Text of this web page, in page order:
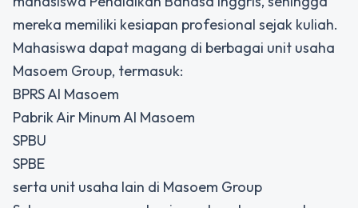
mereka memiliki kesiapan profesional sejak kuliah.
Mahasiswa dapat magang di berbagai unit usaha
Masoem Group, termasuk:
BPRS Al Masoem
Pabrik Air Minum Al Masoem
SPBU
SPBE
serta unit usaha lain di Masoem Group